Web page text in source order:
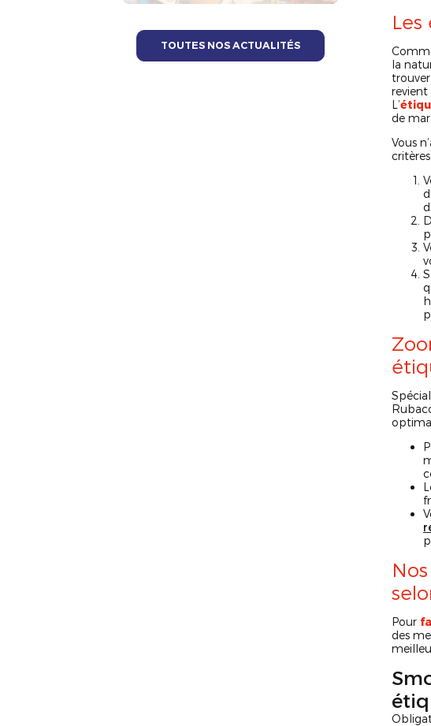
TOUTES NOS ACTUALITÉS
la
revient
L’
de
Vous
Pour
des